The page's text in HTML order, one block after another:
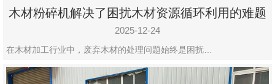
木材粉碎机解决了困扰木材资源循环利用的难题
2025-12-24
在木材加工行业中，废弃木材的处理问题始终是困扰…